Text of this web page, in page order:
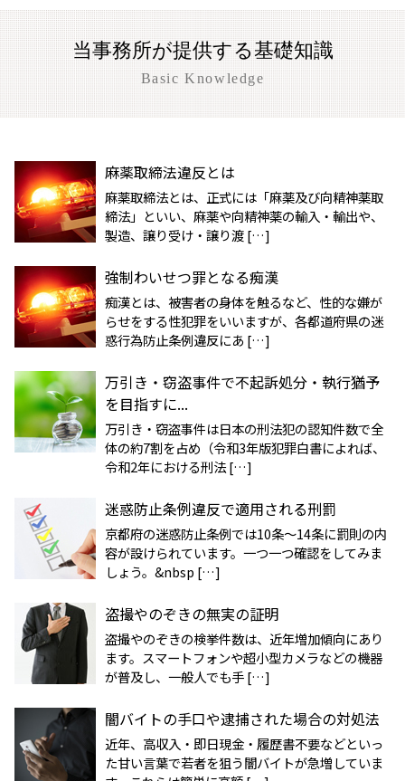
当事務所が提供する基礎知識
Basic Knowledge
麻薬取締法違反とは
麻薬取締法とは、正式には「麻薬及び向精神薬取
締法」といい、麻薬や向精神薬の輸入・輸出や、
製造、譲り受け・譲り渡 […]
強制わいせつ罪となる痴漢
痴漢とは、被害者の身体を触るなど、性的な嫌が
らせをする性犯罪をいいますが、各都道府県の迷
惑行為防止条例違反にあ […]
万引き・窃盗事件で不起訴処分・執行猶予
を目指すに...
万引き・窃盗事件は日本の刑法犯の認知件数で全
体の約7割を占め（令和3年版犯罪白書によれば、
令和2年における刑法 […]
迷惑防止条例違反で適用される刑罰
京都府の迷惑防止条例では10条〜14条に罰則の内
容が設けられています。一つ一つ確認をしてみま
しょう。&nbsp […]
盗撮やのぞきの無実の証明
盗撮やのぞきの検挙件数は、近年増加傾向にあり
ます。スマートフォンや超小型カメラなどの機器
が普及し、一般人でも手 […]
闇バイトの手口や逮捕された場合の対処法
近年、高収入・即日現金・履歴書不要などといっ
た甘い言葉で若者を狙う闇バイトが急増していま